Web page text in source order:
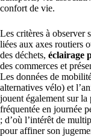
confort de vie.
Les critères à observer
liées aux axes routiers
des déchets, éclairage
des commerces et
Les données de
alternatives vélo) et
jouent également sur la
fréquentée en journée
; d’où l’intérêt de
pour affiner son